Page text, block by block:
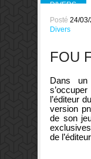
DIVERS
Posté 24/
Divers
FOU
Dans
l’éditeur
version
de son
de